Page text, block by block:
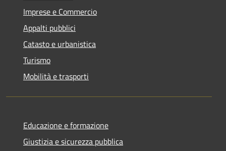
Imprese e Commercio
Appalti pubblici
Catasto e urbanistica
Turismo
Mobilità e trasporti
Educazione e formazione
Giustizia e sicurezza pubblica